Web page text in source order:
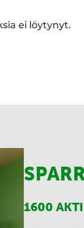
ei löytynyt.
1600